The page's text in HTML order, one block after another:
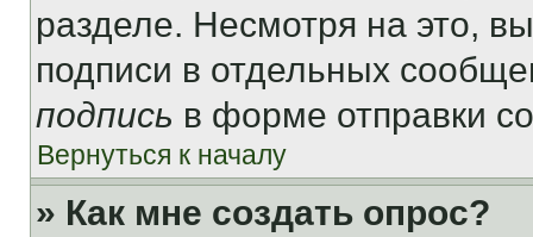
разделе. Несмотря на это,
подписи в отдельных
подпись в форме отправки
Вернуться к началу
» Как мне создать опрос?